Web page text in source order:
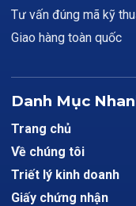
Tư vấn đúng mã kỹ
Giao hàng toàn quốc
Danh Mục
Trang chủ
Về chúng tôi
Triết lý kinh doanh
Giấy chứng nhận